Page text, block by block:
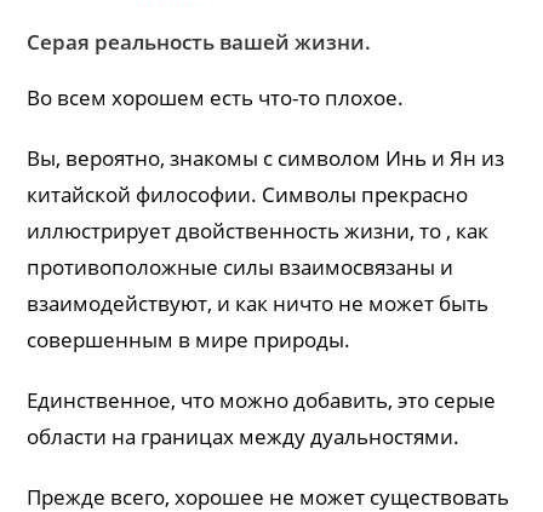
Серая реальность вашей жизни.
Во всем хорошем есть что-то плохое.
Вы, вероятно, знакомы с символом Инь и Ян из
китайской философии. Символы прекрасно
иллюстрирует двойственность жизни, то , как
противоположные силы взаимосвязаны и
взаимодействуют, и как ничто не может быть
совершенным в мире природы.
Единственное, что можно добавить, это серые
области на границах между дуальностями.
Прежде всего, хорошее не может существовать